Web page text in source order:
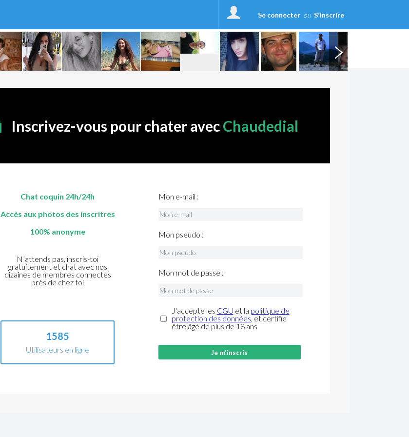
Se connecter ou S'inscrire
Inscrivez-vous pour chater avecChaudedial
Chat coquin 24h/24h
Accès aux photos des inscritres
100% anonyme
N’attends pas, inscris-toi
gratuitement et chat avec nos
dizaines de membres connectés
près de chez toi
1585
Utilisateurs en ligne
Mon e-mail :
Mon pseudo :
Mon mot de passe :
J'accepte les CGU et la politique de
protection des données, et certifie
être âgé de plus de 18 ans